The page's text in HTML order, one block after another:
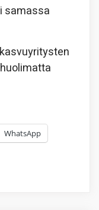
samassa
WhatsApp